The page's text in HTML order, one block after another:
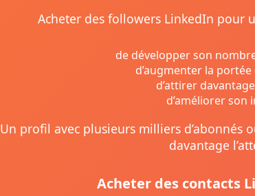
Acheter des followers LinkedIn pour
de développer son
d’augmenter la
d’attirer
d’améliorer son
Un profil avec plusieurs milliers
davantage
Acheter des contacts